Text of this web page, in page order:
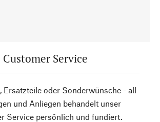
Customer Service
Ersatzteile oder Sonderwünsche - all
und Anliegen behandelt unser
Service persönlich und fundiert.